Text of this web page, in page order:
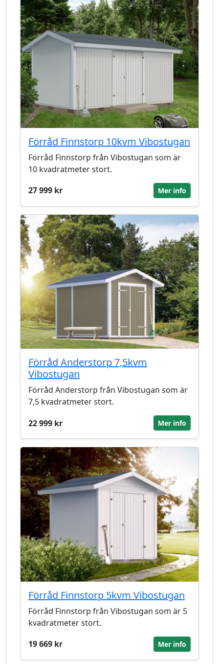
Förråd Finnstorp 10kvm Vibostugan
Förråd Finnstorp från Vibostugan som är
10 kvadratmeter stort.
27 999 kr
Mer info
Förråd Anderstorp 7,5kvm
Vibostugan
Förråd Anderstorp från Vibostugan som är
7,5 kvadratmeter stort.
22 999 kr
Mer info
Förråd Finnstorp 5kvm Vibostugan
Förråd Finnstorp från Vibostugan som är 5
kvadratmeter stort.
19 669 kr
Mer info